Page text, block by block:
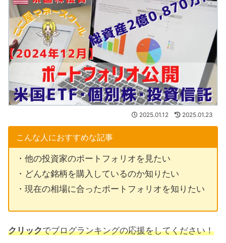
2025.01.12 2025.01.23
こんな人におすすめな記事
・他の投資家のポートフォリオを見たい
・どんな銘柄を購入しているのか知りたい
・現在の相場に合ったポートフォリオを知りたい
クリックでブログランキングの応援をしてください！